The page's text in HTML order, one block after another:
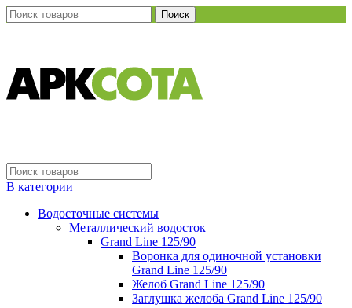
Поиск
В категории
Водосточные системы
Металлический водосток
Grand Line 125/90
Воронка для одиночной установки
Grand Line 125/90
Желоб Grand Line 125/90
Заглушка желоба Grand Line 125/90